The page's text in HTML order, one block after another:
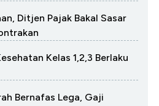
Ditjen Pajak Bakal Sasar
Kelas 1,2,3 Berlaku
Bernafas Lega, Gaji